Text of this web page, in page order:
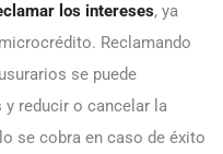
los intereses, ya
Reclamando
se puede
y reducir o cancelar la
se cobra en caso de éxito